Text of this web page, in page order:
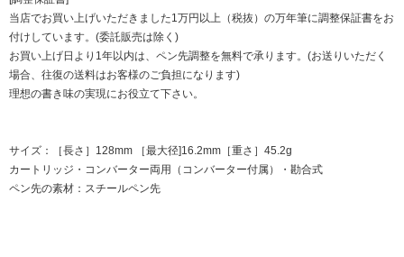
当店でお買い上げいただきました1万円以上（税抜）の万年筆に調整保証書をお
付けしています。(委託販売は除く)
お買い上げ日より1年以内は、ペン先調整を無料で承ります。(お送りいただく
場合、往復の送料はお客様のご負担になります)
理想の書き味の実現にお役立て下さい。
サイズ：［長さ］128mm ［最大径]16.2mm［重さ］45.2g
カートリッジ・コンバーター両用（コンバーター付属）・勘合式
ペン先の素材：スチールペン先